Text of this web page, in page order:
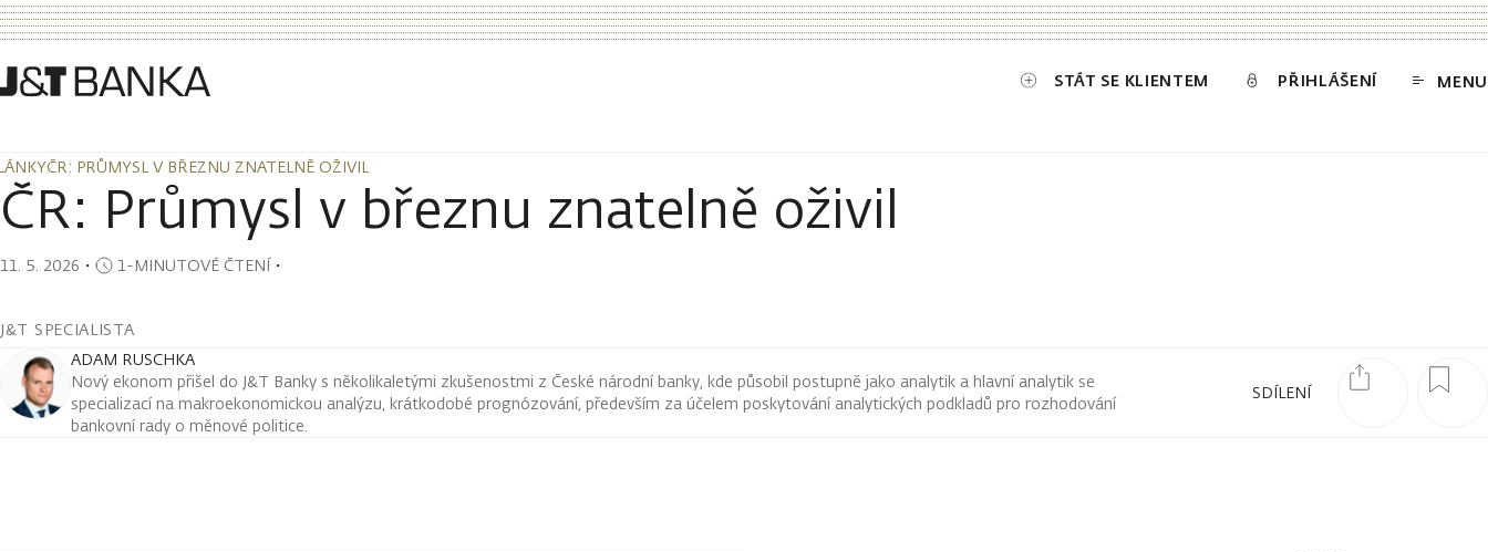
STÁT SE KLIENTEM PŘIHLÁŠENÍ MENU
ČR: PRŮMYSL V BŘEZNU ZNATELNĚ OŽIVIL
ČR: PRŮMYSL V BŘEZNU ZNATELNĚ OŽIVIL
ČR: Průmysl v březnu znatelně oživil
11. 5. 2026 ・ 1-MINUTOVÉ ČTENÍ・
J&T SPECIALISTA
SDÍLENÍ
ADAM RUSCHKA
Nový ekonom přišel do J&T Banky s několikaletými zkušenostmi z České národní banky, kde působil postupně jako analytik a hlavní analytik se
specializací na makroekonomickou analýzu, krátkodobé prognózování, především za účelem poskytování analytických podkladů pro rozhodování
bankovní rady o měnové politice.